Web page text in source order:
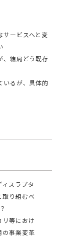
サービスへと変
、結局どう既存
いるが、具体的
ィスラプタ
取り組むべ
リ等におけ
の事業変革